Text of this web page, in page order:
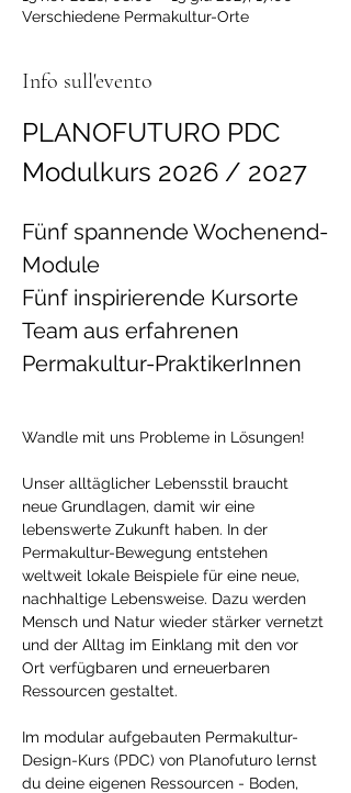
Verschiedene Permakultur-Orte
Info sull'evento
PLANOFUTURO PDC
Modulkurs 2026 / 2027
Fünf spannende Wochenend-
Module
Fünf inspirierende Kursorte
Team aus erfahrenen
Permakultur-PraktikerInnen
Wandle mit uns Probleme in Lösungen!
​Unser alltäglicher Lebensstil braucht
neue Grundlagen, damit wir eine
lebenswerte Zukunft haben. In der
Permakultur-Bewegung entstehen
weltweit lokale Beispiele für eine neue,
nachhaltige Lebensweise. Dazu werden
Mensch und Natur wieder stärker vernetzt
und der Alltag im Einklang mit den vor
Ort verfügbaren und erneuerbaren
Ressourcen gestaltet.
Im modular aufgebauten Permakultur-
Design-Kurs (PDC) von Planofuturo lernst
du deine eigenen Ressourcen - Boden,